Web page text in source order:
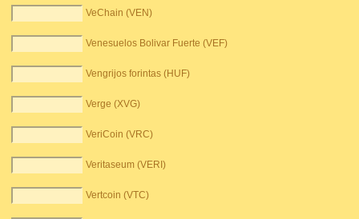
VeChain (VEN)
Venesuelos Bolivar Fuerte (VEF)
Vengrijos forintas (HUF)
Verge (XVG)
VeriCoin (VRC)
Veritaseum (VERI)
Vertcoin (VTC)